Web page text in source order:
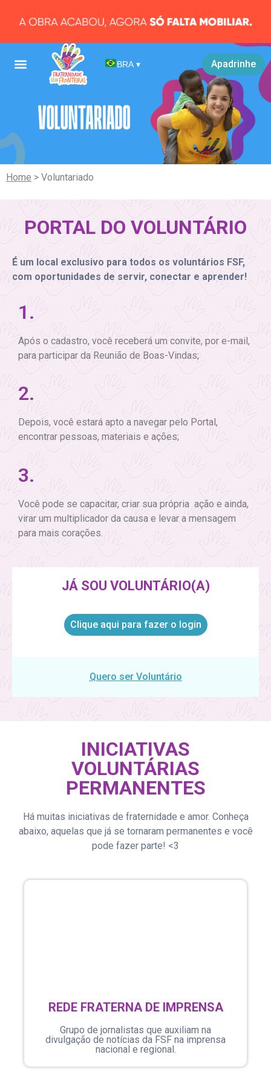
BRA ▾ Apadrinhe
Home > Voluntariado
PORTAL DO VOLUNTÁRIO
É um local exclusivo para todos os voluntários FSF,
com oportunidades de servir, conectar e aprender!
1.
Após o cadastro, você receberá um convite, por e-mail,
para participar da Reunião de Boas-Vindas;
2.
Depois, você estará apto a navegar pelo Portal,
encontrar pessoas, materiais e ações;
3.
Você pode se capacitar, criar sua própria ação e ainda,
virar um multiplicador da causa e levar a mensagem
para mais corações.
JÁ SOU VOLUNTÁRIO(A)
Clique aqui para fazer o login
Quero ser Voluntário
INICIATIVAS
VOLUNTÁRIAS
PERMANENTES
Há muitas iniciativas de fraternidade e amor. Conheça
abaixo, aquelas que já se tornaram permanentes e você
pode fazer parte! <3
REDE FRATERNA DE IMPRENSA
Grupo de jornalistas que auxiliam na
divulgação de notícias da FSF na imprensa
nacional e regional.